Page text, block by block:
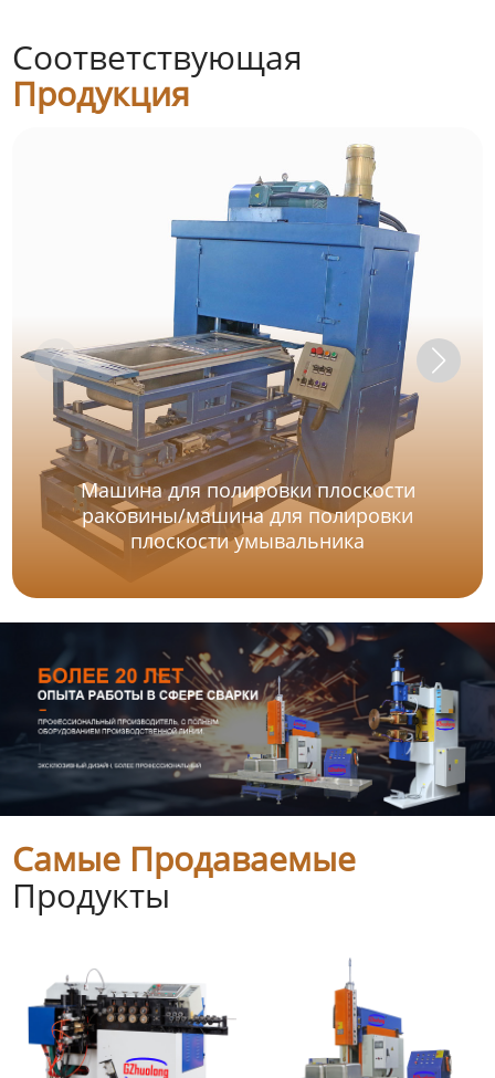
Соответствующая
Продукция
Машина для полировки плоскости
раковины/машина для полировки
плоскости умывальника
Самые Продаваемые
Продукты